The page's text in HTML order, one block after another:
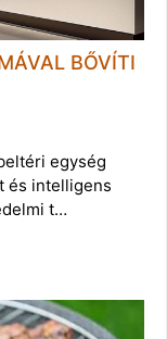
BŐVÍTI
egység
és intelligens
t…